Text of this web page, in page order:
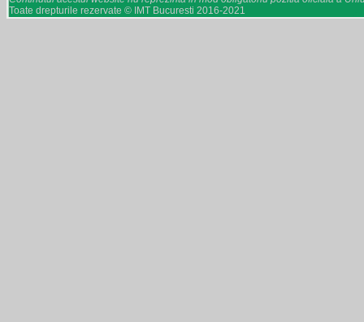
Toate drepturile rezervate © IMT Bucuresti 2016-2021